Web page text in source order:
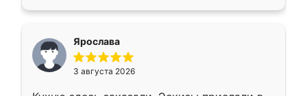
Ярослава
3 августа 2026